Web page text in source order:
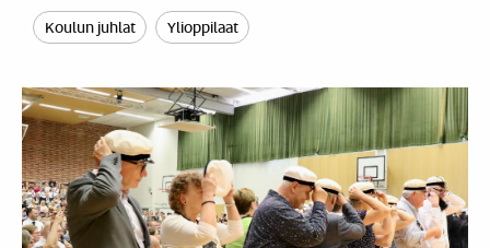
Koulun juhlat Ylioppilaat